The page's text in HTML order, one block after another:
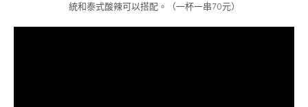
統和泰式酸辣可以搭配。（一杯一串70元）